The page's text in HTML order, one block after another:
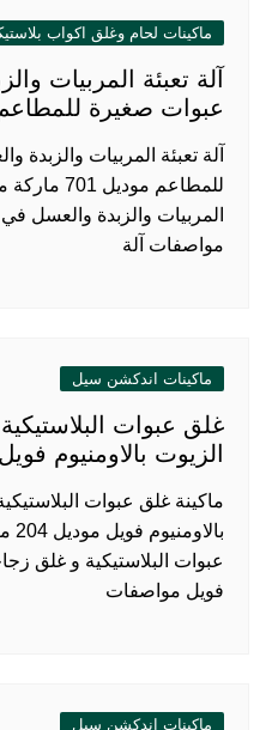
ماكينات لحام وغلق اكواب
آلة تعبئة المربيات
عبوات صغيرة
آلة تعبئة المربيات
للمطاعم
المربيات والزبدة والعسل
مواصفات آلة
ماكينات اندكشن سيل
غلق عبوات
الزيوت بالاومنيوم فويل
ماكينة غلق عبوات
عبوات البلاستيكية و غلق
فويل مواصفات
ماكينات اندكشن سيل